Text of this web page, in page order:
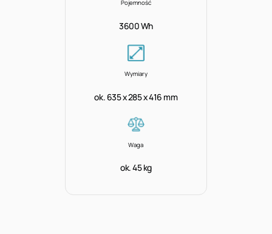
Pojemność
3600 Wh
Wymiary
ok. 635 x 285 x 416 mm
Waga
ok. 45 kg